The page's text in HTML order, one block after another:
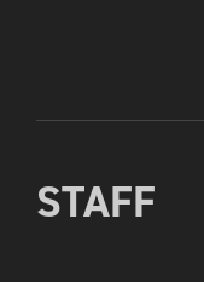
STAFF